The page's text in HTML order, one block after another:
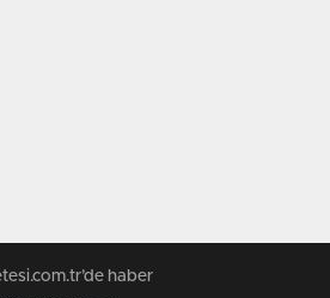
haber